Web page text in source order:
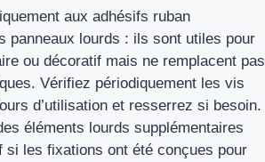
aux adhésifs ruban
panneaux lourds : ils sont utiles pour
ou décoratif mais ne remplacent pas
Vérifiez périodiquement les vis
d’utilisation et resserrez si besoin.
éléments lourds supplémentaires
si les fixations ont été conçues pour